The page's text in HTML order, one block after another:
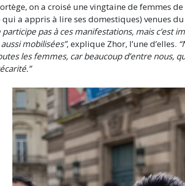
on a croisé une vingtaine de femmes
qui a appris à lire ses domestiques) venues
participe pas à ces manifestations, mais
mobilisées”, explique Zhor, l’une d’elles.
les femmes, car beaucoup d’entre nous,